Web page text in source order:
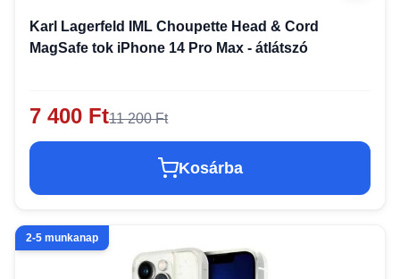
Karl Lagerfeld IML Choupette Head & Cord
MagSafe tok iPhone 14 Pro Max - átlátszó
7 400 Ft11 200 Ft
Kosárba
2-5 munkanap